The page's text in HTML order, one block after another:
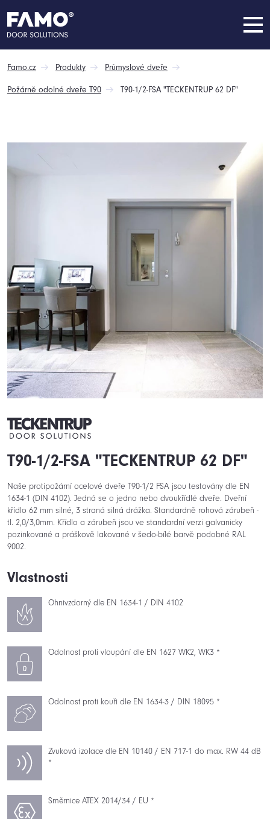
Famo.cz Produkty Průmyslové dveře
Požárně odolné dveře T90 T90-1/2-FSA "TECKENTRUP 62 DF"
T90-1/2-FSA "TECKENTRUP 62 DF"
Naše protipožární ocelové dveře T90-1/2 FSA jsou testovány dle EN
1634-1 (DIN 4102). Jedná se o jedno nebo dvoukřídlé dveře. Dveřní
křídlo 62 mm silné, 3 straná silná drážka. Standardně rohová zárubeň -
tl. 2,0/3,0mm. Křídlo a zárubeň jsou ve standardní verzi galvanicky
pozinkované a práškově lakované v šedo-bílé barvě podobné RAL
9002.
Vlastnosti
Ohnivzdorný dle EN 1634-1 / DIN 4102
Odolnost proti vloupání dle EN 1627 WK2, WK3 *
Odolnost proti kouři dle EN 1634-3 / DIN 18095 *
Zvuková izolace dle EN 10140 / EN 717-1 do max. RW 44 dB
*
Směrnice ATEX 2014/34 / EU *